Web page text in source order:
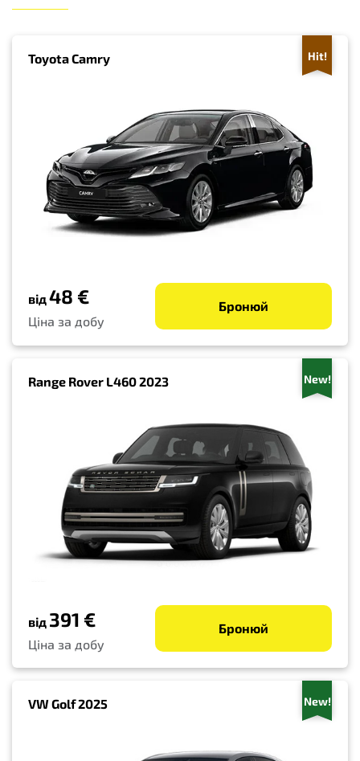
Toyota Camry Hit!
від48 €
Ціна за добу
Бронюй
Range Rover L460 2023 New!
від 391 €
Ціна за добу
Бронюй
VW Golf 2025 New!